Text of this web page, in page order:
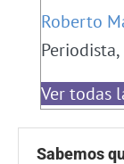
Roberto
Ver todas
Sabemos